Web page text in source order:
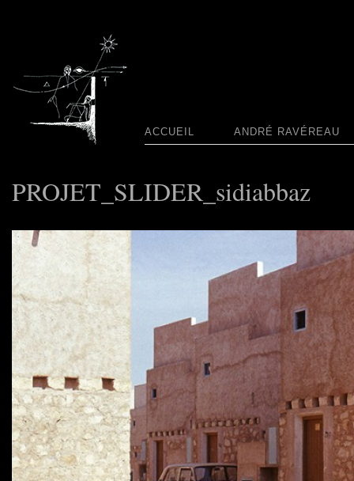
ACCUEIL ANDRÉ RAVÉREAU
PROJET_SLIDER_sidiabbaz